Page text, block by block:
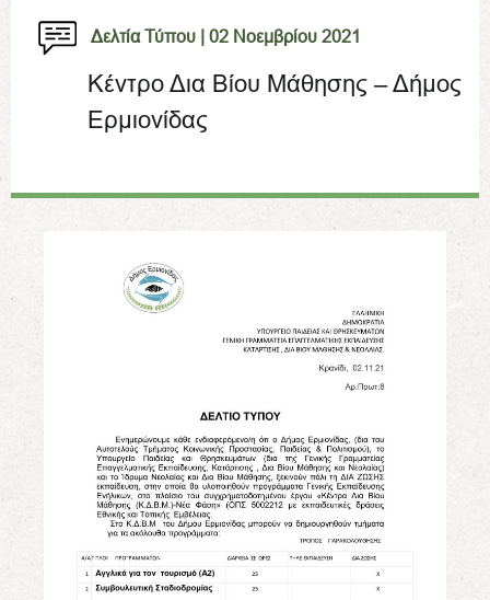
Δελτία Τύπου | 02 Νοεμβρίου 2021
Κέντρο Δια Βίου Μάθησης – Δήμος
Ερμιονίδας